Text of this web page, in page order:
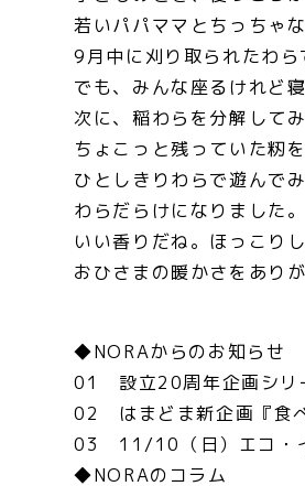
若いパパママとちっちゃ
9月中に刈り取られたわら
でも、みんな座るけれど
次に、稲わらを分解して
ちょこっと残っていた籾
ひとしきりわらで遊んで
わらだらけになりました。
いい香りだね。ほっこりし
おひさまの暖かさをあり
＜ヨシ
◆NORAからのお知らせ
01 設立20周年企画シリ
02 はまどま新企画『食
03 11/10（日）エコ・イ
◆NORAのコラム